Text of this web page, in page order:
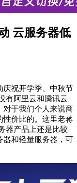
云服务器低
庆祝开学季、中秋节
有阿里云和腾讯云
对于我们个人来说商
性价比的。这里老蒋
器产品上还是比较
器和轻量服务器，可